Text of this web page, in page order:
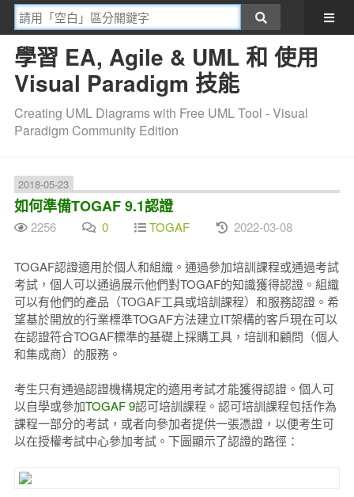
學習 EA, Agile & UML 和 使用
Visual Paradigm 技能
Creating UML Diagrams with Free UML Tool - Visual
Paradigm Community Edition
2018-05-23
如何準備TOGAF 9.1認證
2256 0 TOGAF 2022-03-08
TOGAF認證適用於個人和組織。通過參加培訓課程或通過考試
考試，個人可以通過展示他們對TOGAF的知識獲得認證。組織
可以有他們的產品（TOGAF工具或培訓課程）和服務認證。希
望基於開放的行業標準TOGAF方法建立IT架構的客戶現在可以
在認證符合TOGAF標準的基礎上採購工具，培訓和顧問（個人
和集成商）的服務。
考生只有通過認證機構規定的適用考試才能獲得認證。個人可
以自學或參加TOGAF 9認可培訓課程。認可培訓課程包括作為
課程一部分的考試，或者向參加者提供一張憑證，以便考生可
以在授權考試中心參加考試。下圖顯示了認證的路徑：